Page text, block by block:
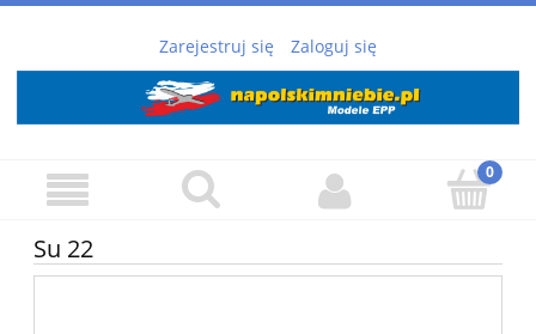
Zarejestruj się Zaloguj się
Su 22